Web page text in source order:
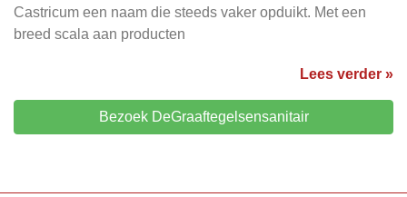
Castricum een naam die steeds vaker opduikt. Met een
breed scala aan producten
Lees verder »
Bezoek DeGraaftegelsensanitair